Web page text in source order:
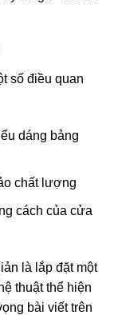
số điều quan
dáng bảng
chất lượng
cách của cửa
là lắp đặt một
thuật thể hiện
bài viết trên